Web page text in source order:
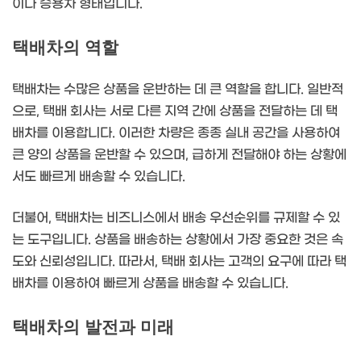
이나 승용차 형태입니다.
택배차의 역할
택배차는 수많은 상품을 운반하는 데 큰 역할을 합니다. 일반적
으로, 택배 회사는 서로 다른 지역 간에 상품을 전달하는 데 택
배차를 이용합니다. 이러한 차량은 종종 실내 공간을 사용하여
큰 양의 상품을 운반할 수 있으며, 급하게 전달해야 하는 상황에
서도 빠르게 배송할 수 있습니다.
더불어, 택배차는 비즈니스에서 배송 우선순위를 규제할 수 있
는 도구입니다. 상품을 배송하는 상황에서 가장 중요한 것은 속
도와 신뢰성입니다. 따라서, 택배 회사는 고객의 요구에 따라 택
배차를 이용하여 빠르게 상품을 배송할 수 있습니다.
택배차의 발전과 미래